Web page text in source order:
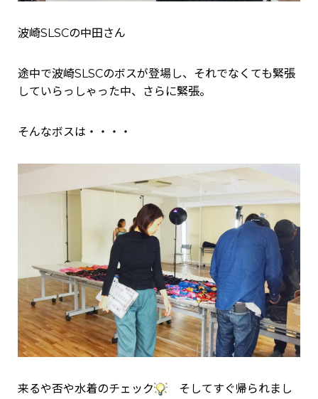
波崎SLSCの中田さん
途中で波崎SLSCのボスが登場し、それでなくても緊張
していらっしゃった中、さらに緊張。
そんなボスは・・・・
来るや否や水着のチェック
そしてすぐ帰られまし